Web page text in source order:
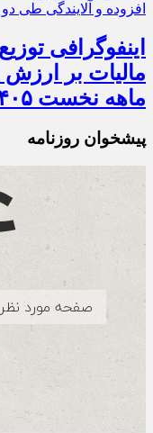
مالیات بر ارزش
ماهه نخست ۱۴۰۵ در استان ایلام
پیشخوان روزنامه